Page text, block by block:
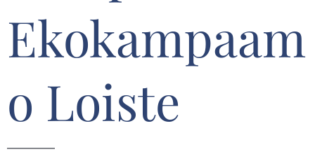
Ekokampaam
o Loiste